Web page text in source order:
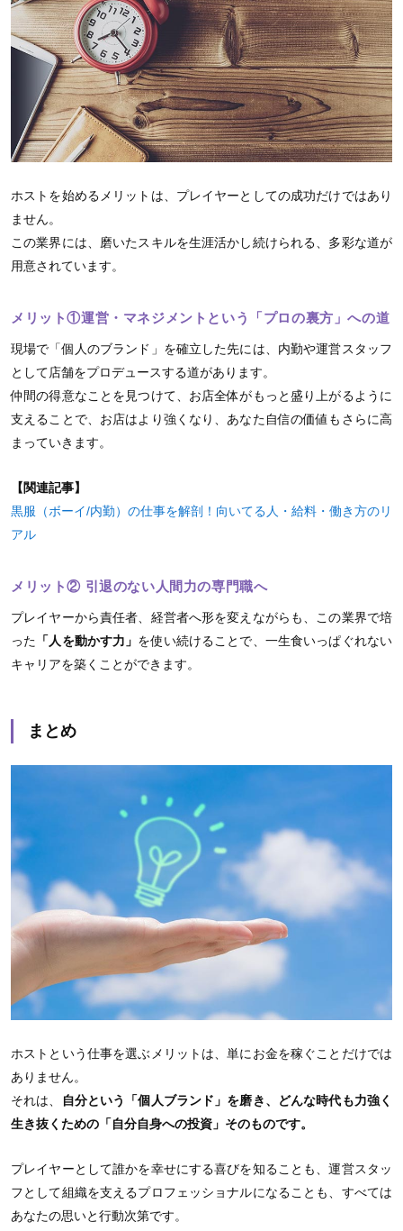
ホストを始めるメリットは、プレイヤーとしての成功だけではあり
ません。
この業界には、磨いたスキルを生涯活かし続けられる、多彩な道が
用意されています。
メリット①運営・マネジメントという「プロの裏方」への道
現場で「個人のブランド」を確立した先には、内勤や運営スタッフ
として店舗をプロデュースする道があります。
仲間の得意なことを見つけて、お店全体がもっと盛り上がるように
支えることで、お店はより強くなり、あなた自信の価値もさらに高
まっていきます。
【関連記事】
黒服（ボーイ/内勤）の仕事を解剖！向いてる人・給料・働き方のリ
アル
メリット② 引退のない人間力の専門職へ
プレイヤーから責任者、経営者へ形を変えながらも、この業界で培
った 「人を動かす力」 を使い続けることで、一生食いっぱぐれない
キャリアを築くことができます。
まとめ
ホストという仕事を選ぶメリットは、単にお金を稼ぐことだけでは
ありません。
それは、
自分という「個人ブランド」を磨き、どんな時代も力強く
生き抜くための「自分自身への投資」そのものです。
プレイヤーとして誰かを幸せにする喜びを知ることも、運営スタッ
フとして組織を支えるプロフェッショナルになることも、すべては
あなたの思いと行動次第です。